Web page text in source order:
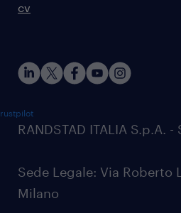
cv
RANDSTAD ITALIA S.p.A.
Sede Legale: Via Roberto
Milano